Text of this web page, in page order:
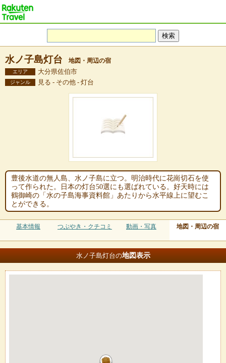
水ノ子島灯台 地図・周辺の宿
エリア 大分県佐伯市
ジャンル 見る - その他 - 灯台
豊後水道の無人島、水ノ子島に立つ。明治時代に花崗切石を使
って作られた。日本の灯台50選にも選ばれている。好天時には
鶴御崎の「水の子島海事資料館」あたりから水平線上に望むこ
とができる。
基本情報 つぶやき・クチコミ 動画・写真 地図・周辺の宿
水ノ子島灯台の地図表示